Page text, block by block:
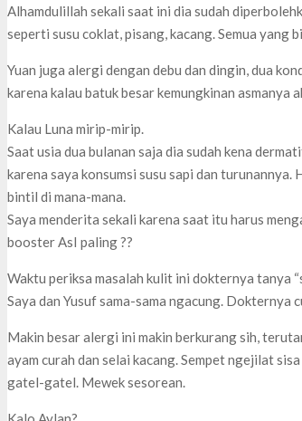
Alhamdulillah sekali saat ini dia sudah
seperti susu coklat, pisang, kacang. Semua yang
Yuan juga alergi dengan debu dan dingin, dua
karena kalau batuk besar kemungkinan asmanya
Kalau Luna mirip-mirip.
Saat usia dua bulanan saja dia sudah kena
karena saya konsumsi susu sapi dan
bintil di mana-mana.
Saya menderita sekali karena saat itu harus
booster AsI paling ??
Waktu periksa masalah kulit ini dokternya tanya
Saya dan Yusuf sama-sama ngacung. Dokternya
Makin besar alergi ini makin berkurang sih,
ayam curah dan selai kacang. Sempet ngejilat
gatel-gatel. Mewek sesorean.